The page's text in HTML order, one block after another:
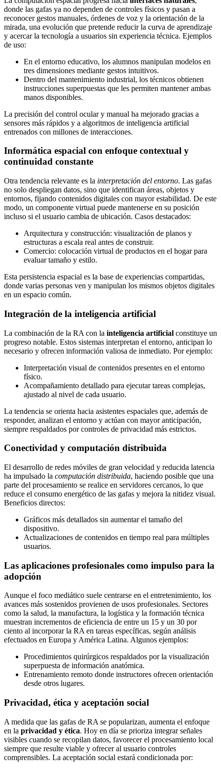
donde las gafas ya no dependen de controles físicos y pasan a
reconocer gestos manuales, órdenes de voz y la orientación de la
mirada, una evolución que pretende reducir la curva de aprendizaje
y acercar la tecnología a usuarios sin experiencia técnica. Ejemplos
de uso:
En el entorno educativo, los alumnos manipulan modelos en
tres dimensiones mediante gestos intuitivos.
Dentro del mantenimiento industrial, los técnicos obtienen
instrucciones superpuestas que les permiten mantener ambas
manos disponibles.
La precisión del control ocular y manual ha mejorado gracias a
sensores más rápidos y a algoritmos de inteligencia artificial
entrenados con millones de interacciones.
Informática espacial con enfoque contextual y
continuidad constante
Otra tendencia relevante es la interpretación del entorno. Las gafas
no solo despliegan datos, sino que identifican áreas, objetos y
entornos, fijando contenidos digitales con mayor estabilidad. De este
modo, un componente virtual puede mantenerse en su posición
incluso si el usuario cambia de ubicación. Casos destacados:
Arquitectura y construcción: visualización de planos y
estructuras a escala real antes de construir.
Comercio: colocación virtual de productos en el hogar para
evaluar tamaño y estilo.
Esta persistencia espacial es la base de experiencias compartidas,
donde varias personas ven y manipulan los mismos objetos digitales
en un espacio común.
Integración de la inteligencia artificial
La combinación de la RA con la inteligencia artificial constituye un
progreso notable. Estos sistemas interpretan el entorno, anticipan lo
necesario y ofrecen información valiosa de inmediato. Por ejemplo:
Interpretación visual de contenidos presentes en el entorno
físico.
Acompañamiento detallado para ejecutar tareas complejas,
ajustado al nivel de cada usuario.
La tendencia se orienta hacia asistentes espaciales que, además de
responder, analizan el entorno y actúan con mayor anticipación,
siempre respaldados por controles de privacidad más estrictos.
Conectividad y computación distribuida
El desarrollo de redes móviles de gran velocidad y reducida latencia
ha impulsado la computación distribuida, haciendo posible que una
parte del procesamiento se realice en servidores cercanos, lo que
reduce el consumo energético de las gafas y mejora la nitidez visual.
Beneficios directos:
Gráficos más detallados sin aumentar el tamaño del
dispositivo.
Actualizaciones de contenidos en tiempo real para múltiples
usuarios.
Las aplicaciones profesionales como impulso para la
adopción
Aunque el foco mediático suele centrarse en el entretenimiento, los
avances más sostenidos provienen de usos profesionales. Sectores
como la salud, la manufactura, la logística y la formación técnica
muestran incrementos de eficiencia de entre un 15 y un 30 por
ciento al incorporar la RA en tareas específicas, según análisis
efectuados en Europa y América Latina. Algunos ejemplos:
Procedimientos quirúrgicos respaldados por la visualización
superpuesta de información anatómica.
Entrenamiento remoto donde instructores ofrecen orientación
desde otros lugares.
Privacidad, ética y aceptación social
A medida que las gafas de RA se popularizan, aumenta el enfoque
en la privacidad y ética. Hoy en día se prioriza integrar señales
visibles cuando se recopilan datos, favorecer el procesamiento local
siempre que resulte viable y ofrecer al usuario controles
comprensibles. La aceptación social estará condicionada por: